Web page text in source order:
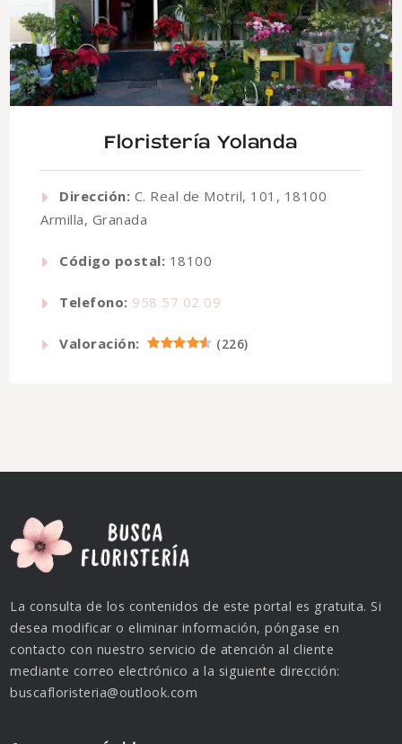
Floristería Yolanda
Dirección: C. Real de Motril, 101, 18100
Armilla, Granada
Código postal: 18100
Telefono: 958 57 02 09
Valoración: (226)
La consulta de los contenidos de este portal es gratuita. Si
desea modificar o eliminar información, póngase en
contacto con nuestro servicio de atención al cliente
mediante correo electrónico a la siguiente dirección:
buscafloristeria@outlook.com